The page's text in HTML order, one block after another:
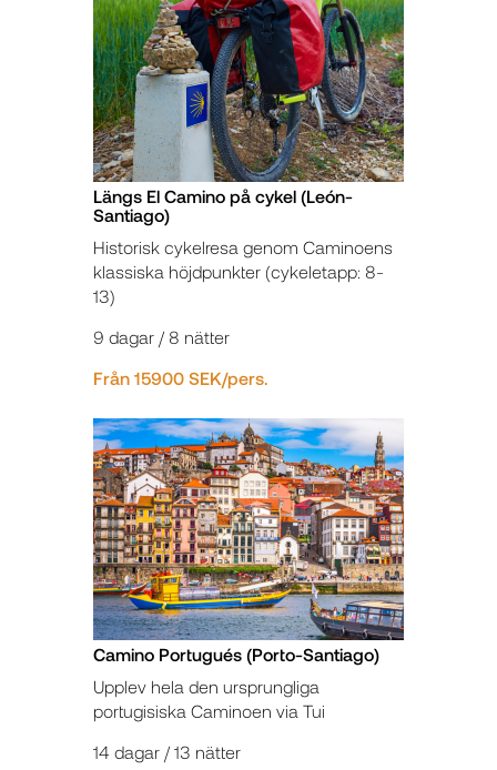
Längs El Camino på cykel (León-
Santiago)
Historisk cykelresa genom Caminoens
klassiska höjdpunkter (cykeletapp: 8-
13)
9 dagar / 8 nätter
Från 15900 SEK/pers.
Camino Portugués (Porto-Santiago)
Upplev hela den ursprungliga
portugisiska Caminoen via Tui
14 dagar / 13 nätter